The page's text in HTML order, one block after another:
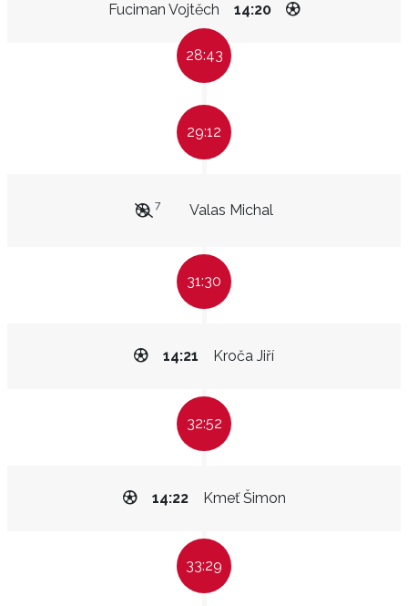
Fuciman Vojtěch 14:20
28:43
29:12
Valas Michal
7
31:30
Kroča Jiří
14:21
32:52
Kmeť Šimon
14:22
33:29